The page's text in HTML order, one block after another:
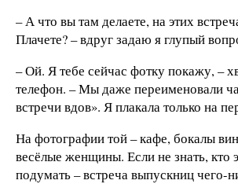
– А что вы там делаете, на этих
Плачете? – вдруг задаю я глупый
– Ой. Я тебе сейчас фотку покажу, –
телефон. – Мы даже переименовали
встречи вдов». Я плакала только на
На фотографии той – кафе, бокалы
весёлые женщины. Если не знать, кто
подумать – встреча выпускниц чего-